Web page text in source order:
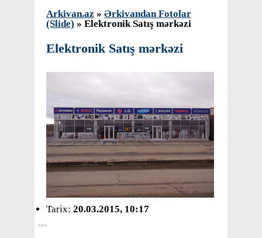
Arkivan.az » Ərkivandan Fotolar
(Slide) » Elektronik Satış mərkəzi
Elektronik Satış mərkəzi
Tarix: 20.03.2015, 10:17